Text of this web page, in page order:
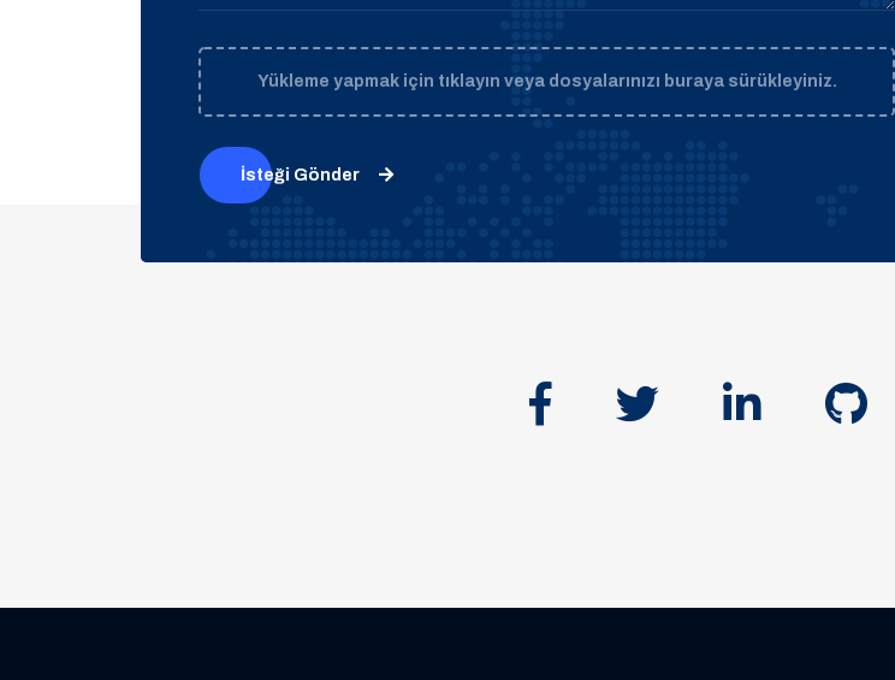
Yükleme yapmak için tıklayın veya dosyalarınızı buraya sürükleyiniz.
İsteği Gönder